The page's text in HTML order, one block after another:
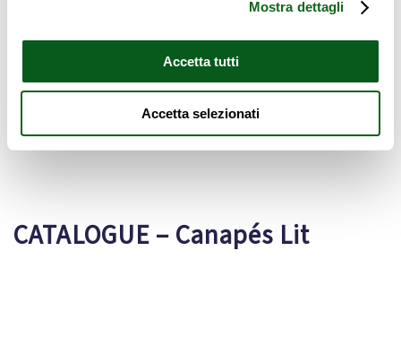
Mostra dettagli
Accetta tutti
Accetta selezionati
CATALOGUE – Canapés Lit